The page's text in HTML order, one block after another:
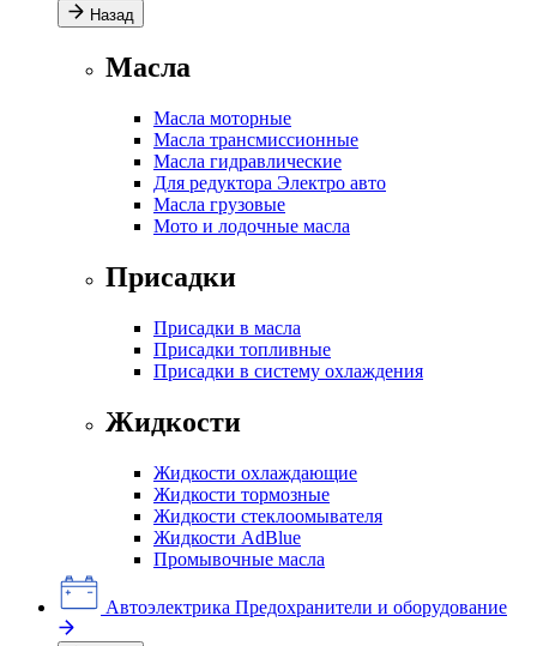
Назад
Масла
Масла моторные
Масла трансмиссионные
Масла гидравлические
Для редуктора Электро авто
Масла грузовые
Мото и лодочные масла
Присадки
Присадки в масла
Присадки топливные
Присадки в систему охлаждения
Жидкости
Жидкости охлаждающие
Жидкости тормозные
Жидкости стеклоомывателя
Жидкости AdBlue
Промывочные масла
Автоэлектрика Предохранители и оборудование